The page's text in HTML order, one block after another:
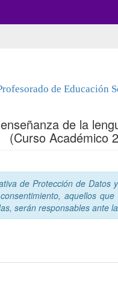
de
de la
(Curso Académico
de Protección de
aquellos
serán responsables ante